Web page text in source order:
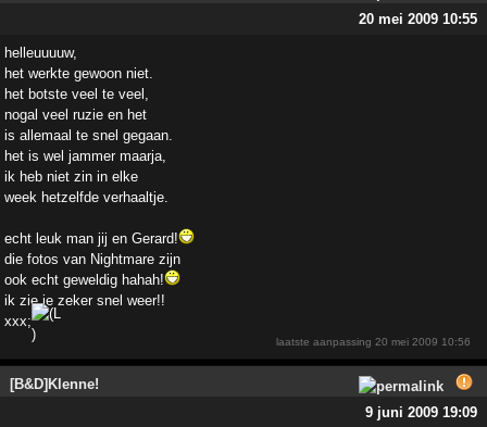
20 mei 2009 10:55
helleuuuuw,
het werkte gewoon niet.
het botste veel te veel,
nogal veel ruzie en het
is allemaal te snel gegaan.
het is wel jammer maarja,
ik heb niet zin in elke
week hetzelfde verhaaltje.
echt leuk man jij en Gerard!
die fotos van Nightmare zijn
ook echt geweldig hahah!
ik zie je zeker snel weer!!
xxx;
laatste aanpassing20 mei 2009 10:56
[B&D]Klenne!
9 juni 2009 19:09